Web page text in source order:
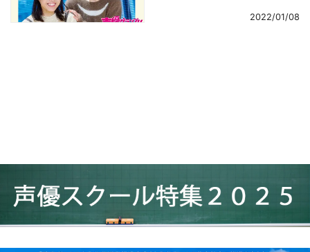
2022/01/08